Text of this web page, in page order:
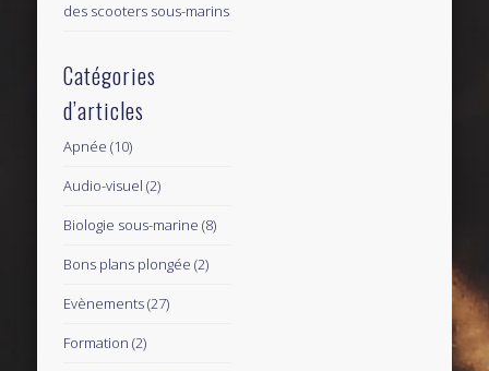
des scooters sous-marins
Catégories
d’articles
Apnée (10)
Audio-visuel (2)
Biologie sous-marine (8)
Bons plans plongée (2)
Evènements(27)
Formation (2)